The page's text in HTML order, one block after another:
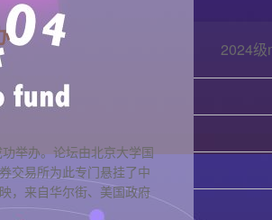
举办。论坛由北京大学国
交易所为此专门悬挂了中
，来自华尔街、美国政府
2024级